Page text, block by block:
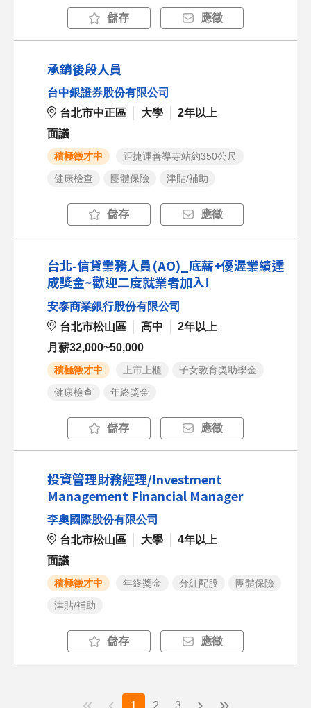
儲存 應徵
承銷後段人員
台中銀證券股份有限公司
台北市中正區
大學
2年以上
面議
積極徵才中
距捷運善導寺站約350公尺
健康檢查
團體保險 津貼/補助
儲存 應徵
台北-信貸業務人員(AO)_底薪+優渥業績達
成獎金~歡迎二度就業者加入!
安泰商業銀行股份有限公司
台北市松山區
高中
2年以上
月薪32,000~50,000
積極徵才中 上市上櫃
子女教育獎助學金
健康檢查
年終獎金
儲存 應徵
投資管理財務經理/Investment
Management Financial Manager
李奧國際股份有限公司
台北市松山區
大學
4年以上
面議
積極徵才中 年終獎金 分紅配股
團體保險
津貼/補助
儲存 應徵
1 2 3